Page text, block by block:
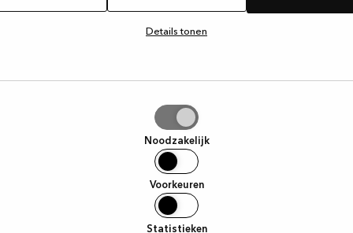
Details tonen
Noodzakelijk
Voorkeuren
Statistieken